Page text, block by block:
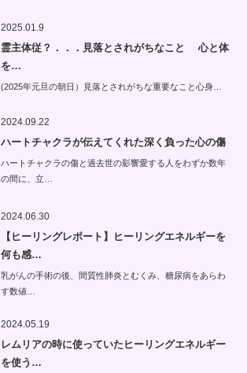
2025.01.9
霊主体従？．．．見落とされがちなこと 心と体
を…
(2025年元旦の朝日）見落とされがちな重要なこと心身…
2024.09.22
ハートチャクラが伝えてくれた深く負った心の傷
ハートチャクラの傷と過去世の影響愛する人をわずか数年
の間に、立…
2024.06.30
【ヒーリングレポート】ヒーリングエネルギーを
何も感…
乳がんの手術の後、間質性肺炎とむくみ、糖尿病をあらわ
す数値…
2024.05.19
レムリアの時に使っていたヒーリングエネルギー
を使う…